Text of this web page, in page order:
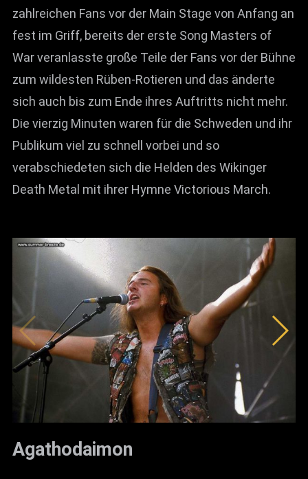
zahlreichen Fans vor der Main Stage von Anfang an
fest im Griff, bereits der erste Song Masters of
War veranlasste große Teile der Fans vor der Bühne
zum wildesten Rüben-Rotieren und das änderte
sich auch bis zum Ende ihres Auftritts nicht mehr.
Die vierzig Minuten waren für die Schweden und ihr
Publikum viel zu schnell vorbei und so
verabschiedeten sich die Helden des Wikinger
Death Metal mit ihrer Hymne Victorious March.
Agathodaimon